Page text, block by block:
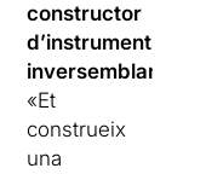
constructor
d’instruments
inversemblants
«Et
construeix
una